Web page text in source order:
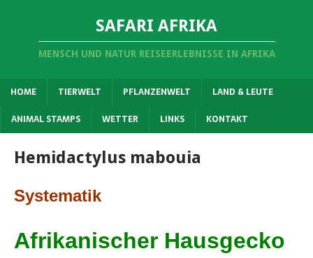
SAFARI AFRIKA
MENSCH UND NATUR REISEERLEBNISSE IN AFRIKA
HOME TIERWELT PFLANZENWELT
LAND & LEUTE
ANIMAL STAMPS
WETTER LINKS KONTAKT
Hemidactylus mabouia
Systematik
Afrikanischer Hausgecko